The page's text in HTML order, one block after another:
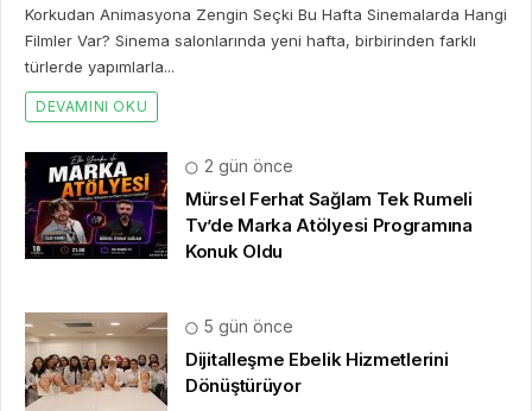
Korkudan Animasyona Zengin Seçki Bu Hafta Sinemalarda Hangi
Filmler Var? Sinema salonlarında yeni hafta, birbirinden farklı
türlerde yapımlarla...
DEVAMINI OKU
2 gün önce
Mürsel Ferhat Sağlam Tek Rumeli
Tv’de Marka Atölyesi Programına
Konuk Oldu
5 gün önce
Dijitalleşme Ebelik Hizmetlerini
Dönüştürüyor